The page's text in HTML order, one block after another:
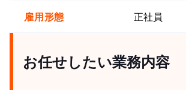
雇用形態 正社員
お任せしたい業務内容